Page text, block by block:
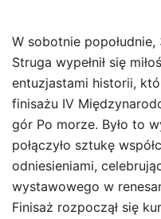
W sobotnie popołudnie,
Struga wypełnił się
entuzjastami historii,
finisażu IV
gór Po morze. Było to
połączyło sztukę
odniesieniami,
wystawowego w
Finisaż rozpoczął się